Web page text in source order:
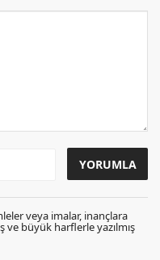
veya imalar, inançlara
ve büyük harflerle yazılmış